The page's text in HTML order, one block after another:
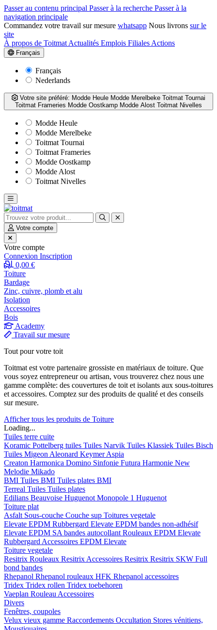
Passer au contenu principal Passer à la recherche Passer à la
navigation principale
Commandez votre travail sur mesure whatsapp Nous livrons sur le
site
À propos de Toitmat Actualités Emplois Filiales Actions
Français
Français
Nederlands
Votre site préféré: Modde Heule Modde Merelbeke Toitmat Tournai
Toitmat Frameries Modde Oostkamp Modde Alost Toitmat Nivelles
Modde Heule
Modde Merelbeke
Toitmat Tournai
Toitmat Frameries
Modde Oostkamp
Modde Alost
Toitmat Nivelles
Votre compte
Votre compte
Connexion Inscription
0,00 €
Toiture
Bardage
Zinc, cuivre, plomb et alu
Isolation
Accessoires
Bois
Academy
Travail sur mesure
Tout pour votre toit
Toitmat est votre partenaire grossiste en matériaux de toiture. Que
vous soyez entrepreneur ou artisan, vous trouverez chez nous une
gamme complète: des couvertures de toit et isolants aux sous-toitures
et accessoires. Comptez sur des produits de qualité et des conseils
sur mesure.
Afficher tous les produits de Toiture
Loading...
Tuiles terre cuite
Koramic Pottelberg tuiles Tuiles Narvik Tuiles Klassiek Tuiles Bisch
Tuiles Migeon Aleonard KeymerAspia
Creaton Harmonica Domino Sinfonie Futura Harmonie New
Melodie Mikado
BMI Tuiles BMI Tuiles plates BMI
Terreal Tuiles Tuiles plates
Edilians Beauvoise Huguenot Monopole 1 Huguenot
Toiture plat
Asfalt Sous-couche Couche sup Toitures vegetale
Elevate EPDM Rubbergard Elevate EPDM bandes non-adhésif
Elevate EPDM SA bandes autocollant Rouleaux EPDM Elevate
Rubbergard Accessoires EPDM Elevate
Toiture vegetale
Resitrix Rouleaux Resitrix Accessoires Resitrix Resitrix SKW Full
bond bandes
Rhepanol Rhepanol rouleaux HFK Rhepanol accessoires
Tridex Tridex rollen Tridex toebehoren
Vaeplan Rouleau Accessoires
Divers
Fenêtres, coupoles
Velux vieux gamme Raccordements Occultation Stores vénitiens,